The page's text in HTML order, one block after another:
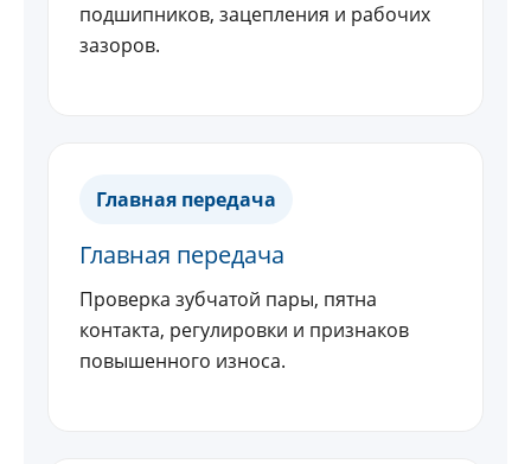
подшипников, зацепления и рабочих
зазоров.
Главная передача
Главная передача
Проверка зубчатой пары, пятна
контакта, регулировки и признаков
повышенного износа.